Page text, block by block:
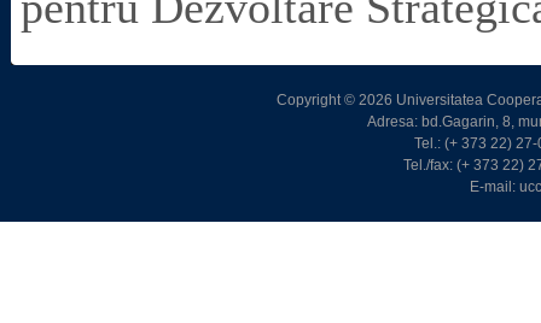
Copyright © 2026 Universitatea
Adresa: bd.Gagarin, 8,
Tel.: (+ 373 22)
Tel./fax: (+ 373 22)
E-mail: